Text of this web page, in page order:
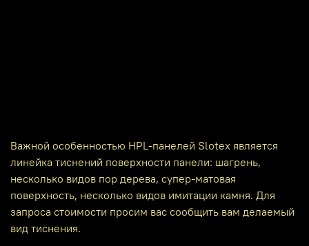
Важной особенностью HPL-панелей Slotex является
линейка тиснений поверхности панели: шагрень,
несколько видов пор дерева, супер-матовая
поверхность, несколько видов имитации камня. Для
запроса стоимости просим вас сообщить вам делаемый
вид тиснения.